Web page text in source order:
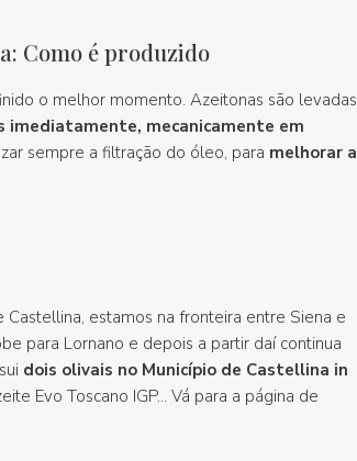
Como é produzido
o melhor momento. Azeitonas são levadas
imediatamente, mecanicamente em
sempre a filtração do óleo, para melhorar a
estamos na fronteira entre Siena e
para Lornano e depois a partir daí continua
dois olivais no Município de Castellina in
Evo Toscano IGP... Vá para a página de